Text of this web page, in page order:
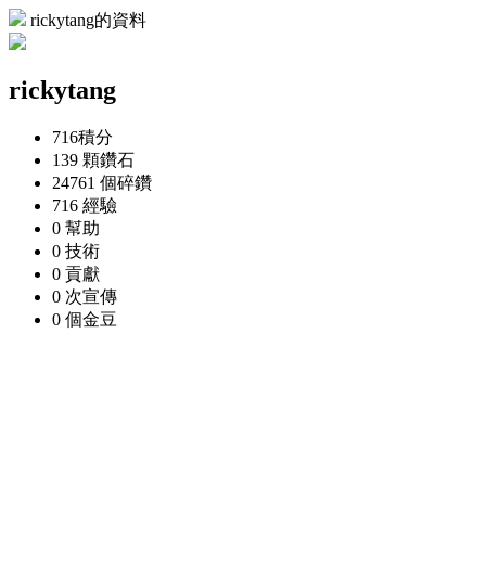
rickytang的資料
rickytang
716積分
139 顆鑽石
24761 個碎鑽
716 經驗
0 幫助
0 技術
0 貢獻
0 次宣傳
0 個金豆